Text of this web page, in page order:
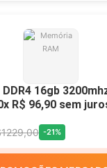
16gb
R$ 96,90 sem
-21%